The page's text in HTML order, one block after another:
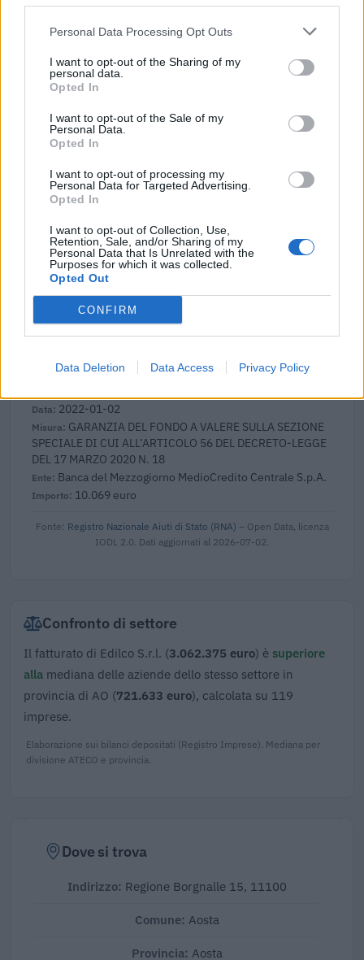
Personal Data Processing Opt Outs
I want to opt-out of the Sharing of my
personal data.
Opted In
I want to opt-out of the Sale of my
Personal Data.
Opted In
I want to opt-out of processing my
Personal Data for Targeted Advertising.
Opted In
I want to opt-out of Collection, Use,
Retention, Sale, and/or Sharing of my
Personal Data that Is Unrelated with the
Purposes for which it was collected.
Opted Out
CONFIRM
Data Deletion Data Access Privacy Policy
GARANZIA DEL FONDO A VALERE SULLA SEZIONE
SPECIALE DI CUI ALL’ARTICOLO 56 DEL DECRETO-LEGGE
DEL 17 MARZO 2020 N. 18
Banca del Mezzogiorno MedioCredito Centrale S.p.A.
5.289 euro
2022-01-02
GARANZIA DEL FONDO A VALERE SULLA SEZIONE
SPECIALE DI CUI ALL’ARTICOLO 56 DEL DECRETO-LEGGE
Banca del Mezzogiorno MedioCredito Centrale S.p.A.
34.094 euro
2022-01-02
GARANZIA DEL FONDO A VALERE SULLA SEZIONE
SPECIALE DI CUI ALL’ARTICOLO 56 DEL DECRETO-LEGGE
DEL 17 MARZO 2020 N. 18
49.686 euro
2022-01-02
GARANZIA DEL FONDO A VALERE SULLA SEZIONE
SPECIALE DI CUI ALL’ARTICOLO 56 DEL DECRETO-LEGGE
DEL 17 MARZO 2020 N. 18
Banca del Mezzogiorno MedioCredito Centrale S.p.A.
10.069 euro
Fonte: Registro Nazionale Aiuti di Stato (RNA) – Open Data, licenza
IODL 2.0. Dati aggiornati al 2026-07-02.
Confronto di settore
Il fatturato di Edilco S.r.l. (3.062.375 euro) è superiore
alla mediana delle aziende dello stesso settore in
provincia di AO (721.633 euro), calcolata su 119
imprese.
Elaborazione sui bilanci depositati (Registro Imprese). Mediana per
divisione ATECO e provincia.
Dove si trova
Indirizzo: Regione Borgnalle 15, 11100
Comune: Aosta
Provincia: Aosta